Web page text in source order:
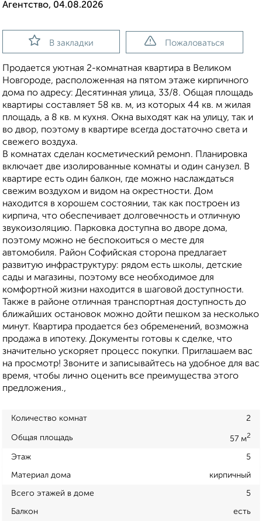
Агентство, 04.08.2026
В закладки Пожаловаться
Продается уютная 2-комнатная квартира в Великом
Новгороде, расположенная на пятом этаже кирпичного
дома по адресу: Десятинная улица, 33/8. Общая площадь
квартиры составляет 58 кв. м, из которых 44 кв. м жилая
площадь, а 8 кв. м кухня. Окна выходят как на улицу, так и
во двор, поэтому в квартире всегда достаточно света и
свежего воздуха.
В комнатах сделан косметический ремонn. Планировка
включает две изолированные комнаты и один санузел. В
квартире есть один балкон, где можно наслаждаться
свежим воздухом и видом на окрестности. Дом
находится в хорошем состоянии, так как построен из
кирпича, что обеспечивает долговечность и отличную
звукоизоляцию. Парковка доступна во дворе дома,
поэтому можно не беспокоиться о месте для
автомобиля. Район Софийская сторона предлагает
развитую инфраструктуру: рядом есть школы, детские
сады и магазины, поэтому все необходимое для
комфортной жизни находится в шаговой доступности.
Также в районе отличная транспортная доступность до
ближайших остановок можно дойти пешком за несколько
минут. Квартира продается без обременений, возможна
продажа в ипотеку. Документы готовы к сделке, что
значительно ускоряет процесс покупки. Приглашаем вас
на просмотр! Звоните и записывайтесь на удобное для вас
время, чтобы лично оценить все преимущества этого
предложения.,
Количество комнат 2
Общая площадь 57 м2
Этаж 5
Материал дома кирпичный
Всего этажей в доме 5
Балкон есть